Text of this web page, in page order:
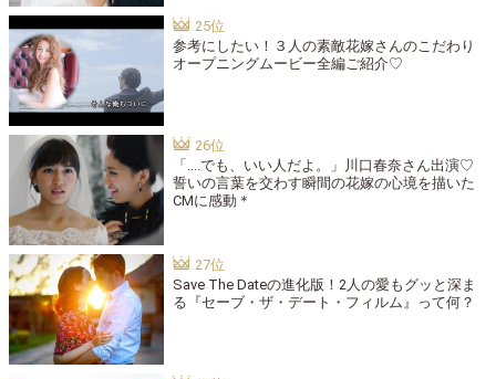
参考にしたい！３人の素敵花嫁さんのこだわり
オープニングムービー全編ご紹介♡
「....でも、いい人だよ。」川口春奈さん出演♡
誓いの言葉を交わす瞬間の花嫁の心境を描いた
CMに感動＊
Save The Dateの進化版！2人の愛もグッと深ま
る『セーブ・ザ・デート・フィルム』って何？